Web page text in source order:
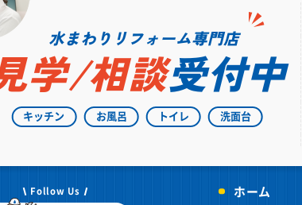
水まわりリフォーム専門店
学/相談受付中
キッチン お風呂 トイレ 洗面台
Follow Us
ホーム